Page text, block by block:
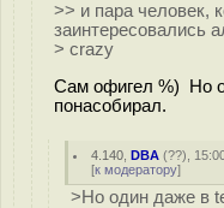
>> и пара человек,
заинтересовались
> crazy
Сам офигел %) Но
понасобирал.
4.140 ,DBA (??),
[к модератору]
>Но один даже в